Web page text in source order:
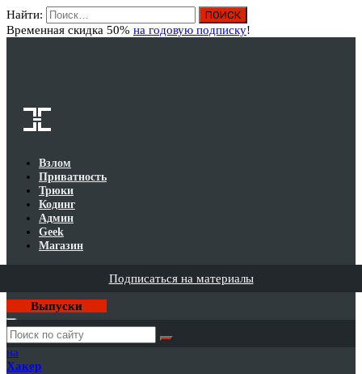
Найти:
Временная скидка 50% на годовую подписку!
Взлом
Приватность
Трюки
Кодинг
Админ
Geek
Магазин
Подписаться на материалы
Выпуски
Годовая
подписка
на
Хакер